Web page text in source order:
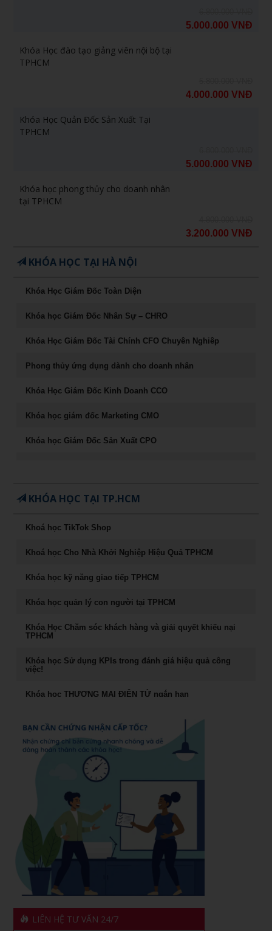
5.000.000 VNĐ
Khóa Học đào tạo giảng viên nội bộ tại
TPHCM
4.000.000 VNĐ
Khóa Học Quản Đốc Sản Xuất Tại
TPHCM
5.000.000 VNĐ
Khóa học phong thủy cho doanh nhân
tại TPHCM
3.200.000 VNĐ
KHÓA HỌC TẠI HÀ NỘI
Khóa Học Giám Đốc Toàn Diện
Khóa học Giám Đốc Nhân Sự – CHRO
Khóa Học Giám Đốc Tài Chính CFO Chuyên Nghiêp
Phong thủy ứng dụng dành cho doanh nhân
Khóa Học Giám Đốc Kinh Doanh CCO
Khóa học giám đốc Marketing CMO
Khóa học Giám Đốc Sản Xuất CPO
Chuyên Khảo Chiến Lược Dẫn Đầu Trong Kinh Doanh
dương
Khóa học Marketing Digital
khoá học Kỹ Năng Phỏng Vấn Tuyển Dụng
Rèn Luyện Văn Phong Của CEO
Đào tạo Marketing Online Cấp Tốc
Khóa học phong thủy ứng dụng dành cho doanh nhân
khóa học Livestream bán hàng đỉnh cao
Chiến lược dẫn đầu và hệ vận hành 7S
Khóa học Quản Đốc Sản Xuất
Khóa học đào tạo giảng viên nội bộ
Khóa học Trưởng Phòng Kinh Doanh Chuyên Nghiệp
Khóa học nâng cao năng lực Quản Trị cho Quản Lý Cấp
Phân tích hiệu quả đầu tư vốn cho doanh nghiệp
KHÓA HỌC TẠI TP.HCM
Khoá học TikTok Shop
Khoá học Cho Nhà Khởi Nghiệp Hiệu Quả TPHCM
Khóa học kỹ năng giao tiếp TPHCM
Khóa học quản lý con người tại TPHCM
Khóa Học Chăm sóc khách hàng và giải quyết khiếu nại
TPHCM
Khóa học Sử dụng KPIs trong đánh giá hiệu quả công
việc!
Khóa học THƯƠNG MẠI ĐIỆN TỬ ngắn hạn
Cách đăng bán hàng trên Facebook hiệu quả
Khóa học livestream bán hàng chuyên nghiệp
Khóa học giám đốc kênh phân phối tại TPHCM
Khóa học giám đốc chuỗi bán Lẻ tại TPHCM
Khóa Học Marketing Digital Tại HCM
Khóa Học Đào tạo Marketing Online Cấp Tốc tại HCM
CEO & chiến lược tái cơ cấu doanh nghiệp sau khủng
LIÊN HỆ TƯ VẤN 24/7